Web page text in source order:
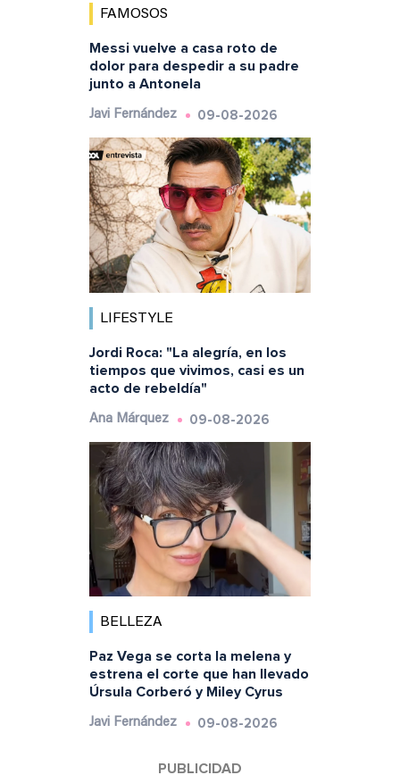
FAMOSOS
Messi vuelve a casa roto de
dolor para despedir a su padre
junto a Antonela
Javi Fernández 09-08-2026
LIFESTYLE
Jordi Roca: "La alegría, en los
tiempos que vivimos, casi es un
acto de rebeldía"
Ana Márquez 09-08-2026
BELLEZA
Paz Vega se corta la melena y
estrena el corte que han llevado
Úrsula Corberó y Miley Cyrus
Javi Fernández 09-08-2026